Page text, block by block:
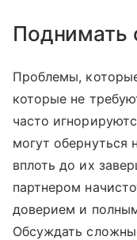
Поднимать
Проблемы,
которые не
часто
могут обернуться
вплоть до их
партнером
доверием и
Обсуждать